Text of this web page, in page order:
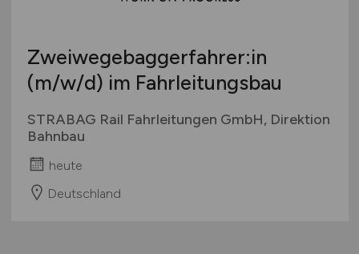
Zweiwegebaggerfahrer:in
(m/w/d) im Fahrleitungsbau
STRABAG Rail Fahrleitungen GmbH, Direktion
Bahnbau
heute
Deutschland